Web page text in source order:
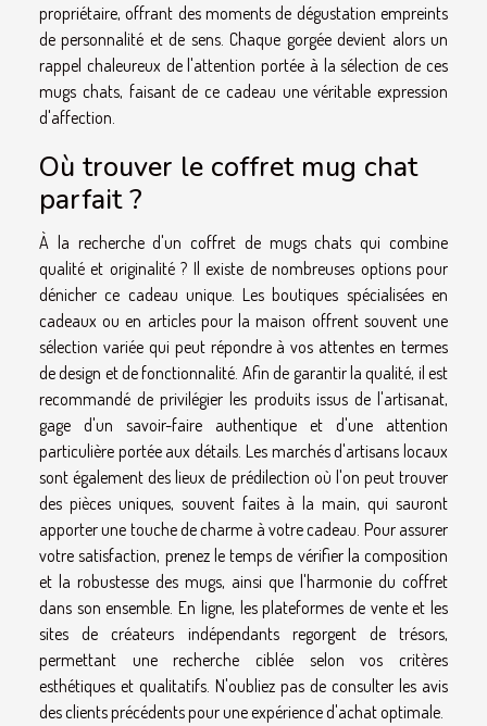
propriétaire, offrant des moments de dégustation empreints
de personnalité et de sens. Chaque gorgée devient alors un
rappel chaleureux de l'attention portée à la sélection de ces
mugs chats, faisant de ce cadeau une véritable expression
d'affection.
Où trouver le coffret mug chat
parfait ?
À la recherche d'un coffret de mugs chats qui combine
qualité et originalité ? Il existe de nombreuses options pour
dénicher ce cadeau unique. Les boutiques spécialisées en
cadeaux ou en articles pour la maison offrent souvent une
sélection variée qui peut répondre à vos attentes en termes
de design et de fonctionnalité. Afin de garantir la qualité, il est
recommandé de privilégier les produits issus de l'artisanat,
gage d'un savoir-faire authentique et d'une attention
particulière portée aux détails. Les marchés d'artisans locaux
sont également des lieux de prédilection où l'on peut trouver
des pièces uniques, souvent faites à la main, qui sauront
apporter une touche de charme à votre cadeau. Pour assurer
votre satisfaction, prenez le temps de vérifier la composition
et la robustesse des mugs, ainsi que l'harmonie du coffret
dans son ensemble. En ligne, les plateformes de vente et les
sites de créateurs indépendants regorgent de trésors,
permettant une recherche ciblée selon vos critères
esthétiques et qualitatifs. N'oubliez pas de consulter les avis
des clients précédents pour une expérience d'achat optimale.